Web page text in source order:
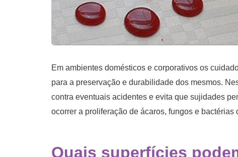
Em ambientes domésticos e corporativos os
para a preservação e durabilidade dos mesmos.
contra eventuais acidentes e evita que sujidades
ocorrer a proliferação de ácaros, fungos e
Quais superfícies